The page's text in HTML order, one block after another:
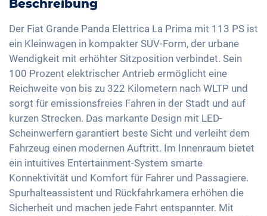
Licht- und Regensensor
Aussenspiegel elektrisch verstellbar
Innenspiegel automatisch abblendend
17 Zoll Alufelgen
Müdigkeitserkennung
Reifendruckkontrolle
Notbremsassistent
Fussgängererkennung
Freisprechanlage
Sprachsteuerung
Apple Car Play
Android Auto
Touchscreen
Wireless Charging
Full Digital Cockpit
USB-C Schnittstelle
Sitze Stoff
Getönte Scheiben
Lenkradheizung
Mittelarmlehne für Vordersitze
Berganfahrhilfe
Umklappbare Sitze
Dachreling
Beschreibung
Der Fiat Grande Panda Elettrica La Prima mit 113 PS ist
ein Kleinwagen in kompakter SUV-Form, der urbane
Wendigkeit mit erhöhter Sitzposition verbindet. Sein
100 Prozent elektrischer Antrieb ermöglicht eine
Reichweite von bis zu 322 Kilometern nach WLTP und
sorgt für emissionsfreies Fahren in der Stadt und auf
kurzen Strecken. Das markante Design mit LED-
Scheinwerfern garantiert beste Sicht und verleiht dem
Fahrzeug einen modernen Auftritt. Im Innenraum bietet
ein intuitives Entertainment-System smarte
Konnektivität und Komfort für Fahrer und Passagiere.
Spurhalteassistent und Rückfahrkamera erhöhen die
Sicherheit und machen jede Fahrt entspannter. Mit